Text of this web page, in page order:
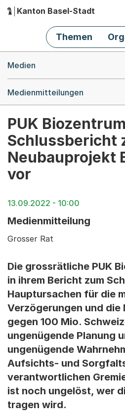
Hauptnavigation
Kanton Basel-Stadt
Themen
Medien
Medienmitteilungen
PUK
Schlussbericht
Neubauprojekt
vor
13.09.2022 - 10:00
Medienmitteilung
Grosser Rat
Die grossrätliche PUK
in ihrem Bericht zum
Hauptursachen für die
Verzögerungen und die
gegen 100 Mio.
ungenügende Planung
ungenügende
Aufsichts- und
verantwortlichen
ist noch ungelöst, wer
tragen wird.